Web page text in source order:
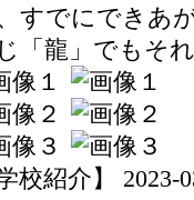
すでにできあ
「龍」でもそ
学校紹介】 2023-